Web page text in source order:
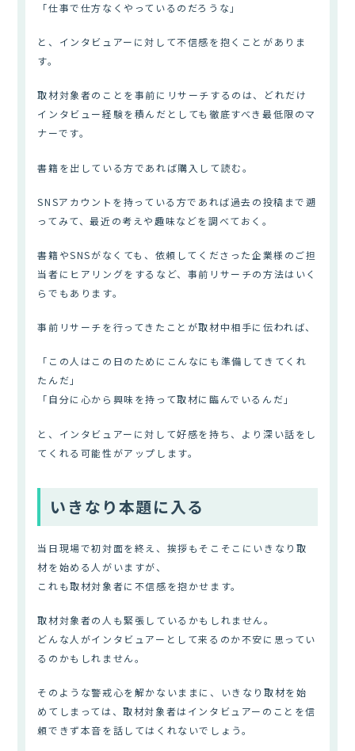
「仕事で仕方なくやっているのだろうな」
と、インタビュアーに対して不信感を抱くことがありま
す。
取材対象者のことを事前にリサーチするのは、どれだけ
インタビュー経験を積んだとしても徹底すべき最低限のマ
ナーです。
書籍を出している方であれば購入して読む。
SNSアカウントを持っている方であれば過去の投稿まで遡
ってみて、最近の考えや趣味などを調べておく。
書籍やSNSがなくても、依頼してくださった企業様のご担
当者にヒアリングをするなど、事前リサーチの方法はいく
らでもあります。
事前リサーチを行ってきたことが取材中相手に伝われば、
「この人はこの日のためにこんなにも準備してきてくれ
たんだ」
「自分に心から興味を持って取材に臨んでいるんだ」
と、インタビュアーに対して好感を持ち、より深い話をし
てくれる可能性がアップします。
いきなり本題に入る
当日現場で初対面を終え、挨拶もそこそこにいきなり取
材を始める人がいますが、
これも取材対象者に不信感を抱かせます。
取材対象者の人も緊張しているかもしれません。
どんな人がインタビュアーとして来るのか不安に思ってい
るのかもしれません。
そのような警戒心を解かないままに、いきなり取材を始
めてしまっては、取材対象者はインタビュアーのことを信
頼できず本音を話してはくれないでしょう。